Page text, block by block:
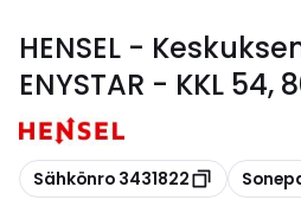
HENSEL -
ENYSTAR - KKL 54,
Kopioi
Sähkönro 3431822 Kopioi